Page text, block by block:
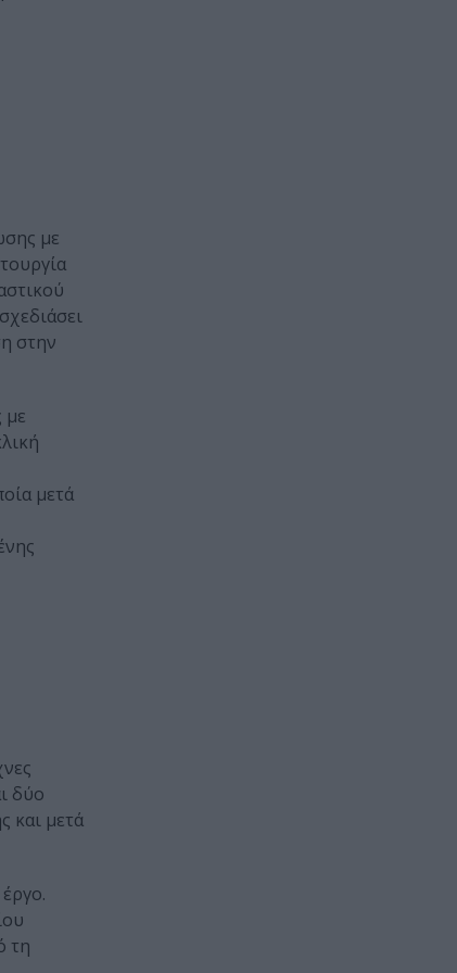
με
στην
με
μετά
δύο
και μετά
τη